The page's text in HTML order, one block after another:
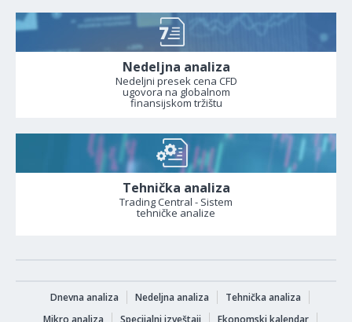
Nedeljna analiza
Nedeljni presek cena CFD
ugovora na globalnom
finansijskom tržištu
Tehnička analiza
Trading Central - Sistem
tehničke analize
Dnevna analiza Nedeljna analiza
Tehnička analiza
Mikro analiza
Specijalni izveštaji Ekonomski kalendar